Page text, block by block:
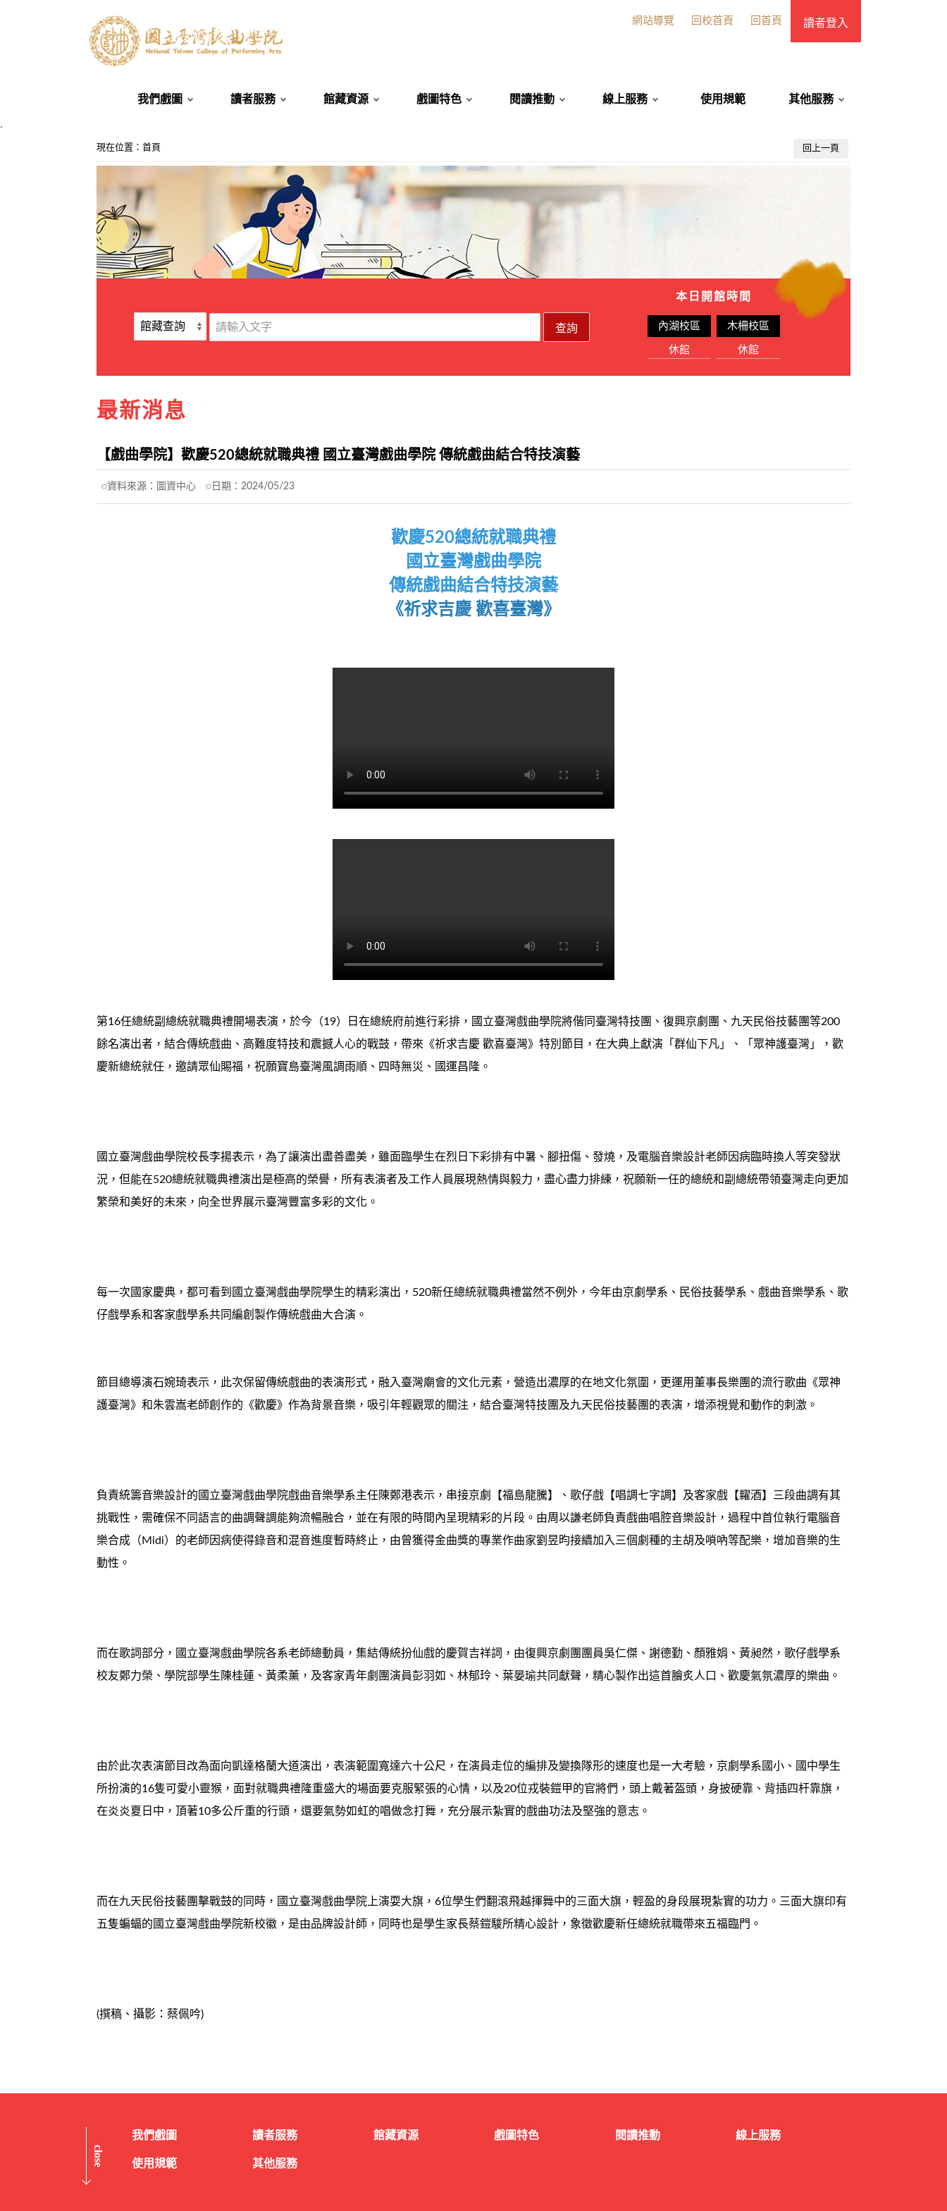
網站導覽 回校首頁 回首頁 讀者登入
我們戲圖 讀者服務 館藏資源 戲圖特色 閱讀推動 線上服務 使用規範 其他服務
.
現在位置 ： 首頁 回上一頁
本日開館時間
內湖校區
休館
木柵校區
休館
最新消息
【戲曲學院】歡慶520總統就職典禮 國立臺灣​​戲曲學院 傳統戲曲結合特技演藝
資料來源： 圖資中心 日期： 2024/05/23
歡慶520總統就職典禮
國立臺灣​​戲曲學院
傳統戲曲結合特技演藝
《祈求吉慶 歡喜臺灣》
第16任總統副總統就職典禮開場表演，於今（19）日在總統府前進行彩排，國立臺灣戲曲學院將偕同臺灣特技團、復興京劇團、九天民俗技藝團等200
餘名演出者，結合傳統戲曲、高難度特技和震撼人心的戰鼓，帶來《祈求吉慶 歡喜臺灣》特別節目，在大典上獻演「群仙下凡」、「眾神護臺灣」，歡
慶新總統就任，邀請眾仙賜福，祝願寶島臺灣風調雨順、四時無災、國運昌隆。
國立臺灣戲曲學院校長李揚表示，為了讓演出盡善盡美，雖面臨學生在烈日下彩排有中暑、腳扭傷、發燒，及電腦音樂設計老師因病臨時換人等突發狀
況，但能在520總統就職典禮演出是極高的榮譽，所有表演者及工作人員展現熱情與毅力，盡心盡力排練，祝願新一任的總統和副總統帶領臺灣走向更加
繁榮和美好的未來，向全世界展示臺灣豐富多彩的文化。
每一次國家慶典，都可看到國立臺灣戲曲學院學生的精彩演出，520新任總統就職典禮當然不例外，今年由京劇學系、民俗技藝學系、戲曲音樂學系、歌
仔戲學系和客家戲學系共同編創製作傳統戲曲大合演。
節目總導演石婉琦表示，此次保留傳統戲曲的表演形式，融入臺灣廟會的文化元素，營造出濃厚的在地文化氛圍，更運用董事長樂團的流行歌曲《眾神
護臺灣》和朱雲嵩老師創作的《歡慶》作為背景音樂，吸引年輕觀眾的關注，結合臺灣特技團及九天民俗技藝團的表演，增添視覺和動作的刺激。
負責統籌音樂設計的國立臺灣戲曲學院戲曲音樂學系主任陳鄭港表示，串接京劇【福島龍騰】、歌仔戲【唱調七字調】及客家戲【糶酒】三段曲調有其
挑戰性，需確保不同語言的曲調聲調能夠流暢融合，並在有限的時間內呈現精彩的片段。由周以謙老師負責戲曲唱腔音樂設計，過程中首位執行電腦音
樂合成（Midi）的老師因病使得錄音和混音進度暫時終止，由曾獲得金曲獎的專業作曲家劉昱昀接續加入三個劇種的主胡及嗩吶等配樂，增加音樂的生
動性。
而在歌詞部分，國立臺灣戲曲學院各系老師總動員，集結傳統扮仙戲的慶賀吉祥詞，由復興京劇團團員吳仁傑、謝德勤、顏雅娟、黃昶然，歌仔戲學系
校友鄭力榮、學院部學生陳桂蓮、黃柔薰，及客家青年劇團演員彭羽如、林郁玲、葉晏瑜共同獻聲，精心製作出這首膾炙人口、歡慶氣氛濃厚的樂曲。
由於此次表演節目改為面向凱達格蘭大道演出，表演範圍寬達六十公尺，在演員走位的編排及變換隊形的速度也是一大考驗，京劇學系國小、國中學生
所扮演的16隻可愛小靈猴，面對就職典禮隆重盛大的場面要克服緊張的心情，以及20位戎裝鎧甲的官將們，頭上戴著盔頭，身披硬靠、背插四杆靠旗，
在炎炎夏日中，頂著10多公斤重的行頭，還要氣勢如虹的唱做念打舞，充分展示紮實的戲曲功法及堅強的意志。
而在九天民俗技藝團擊戰鼓的同時，國立臺灣戲曲學院上演耍大旗，6位學生們翻滾飛越揮舞中的三面大旗，輕盈的身段展現紮實的功力。三面大旗印有
五隻蝙蝠的國立臺灣戲曲學院新校徽，是由品牌設計師，同時也是學生家長蔡鎧駿所精心設計，象徵歡慶新任總統就職帶來五福臨門。
(撰稿、攝影：蔡佩吟)
close
我們戲圖 讀者服務 館藏資源 戲圖特色 閱讀推動 線上服務
使用規範 其他服務